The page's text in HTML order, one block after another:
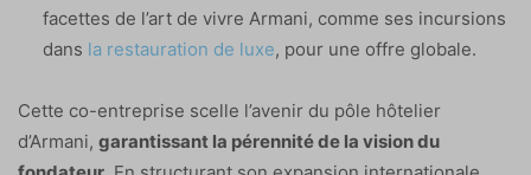
facettes de l’art de vivre Armani, comme ses incursions
dans la restauration de luxe, pour une offre globale.
Cette co-entreprise scelle l’avenir du pôle hôtelier
d’Armani, garantissant la pérennité de la vision du